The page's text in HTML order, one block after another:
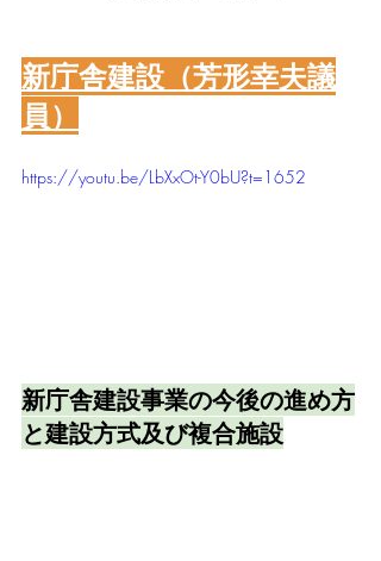
新庁舎建設（芳形幸夫議
員）
https://youtu.be/LbXxOt-Y0bU?t=1652
新庁舎建設事業の今後の進め方
と建設方式及び複合施設